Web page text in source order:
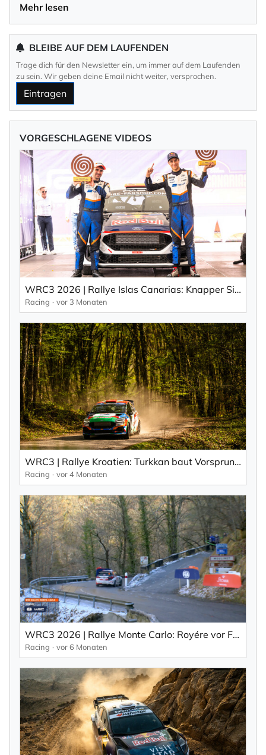
Mehr lesen
BLEIBE AUF DEM LAUFENDEN
Trage dich für den Newsletter ein, um immer auf dem Laufenden
zu sein. Wir geben deine Email nicht weiter, versprochen.
Eintragen
VORGESCHLAGENE VIDEOS
WRC3 2026 | Rallye Islas Canarias: Knapper Sieg für Gil Membrado (EN).
Racing vor 3 Monaten
WRC3 | Rallye Kroatien: Turkkan baut Vorsprung aus (EN).
Racing vor 4 Monaten
WRC3 2026 | Rallye Monte Carlo: Royére vor Fontana (EN).
Racing vor 6 Monaten